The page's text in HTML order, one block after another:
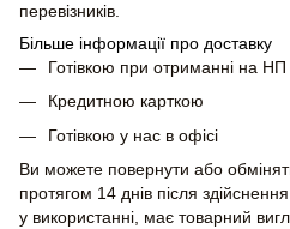
перевізників.
Більше інформації про доставку
Готівкою при отриманні на НП
Кредитною карткою
Готівкою у нас в офісі
Ви можете повернути або
протягом 14 днів після
у використанні, має товарний